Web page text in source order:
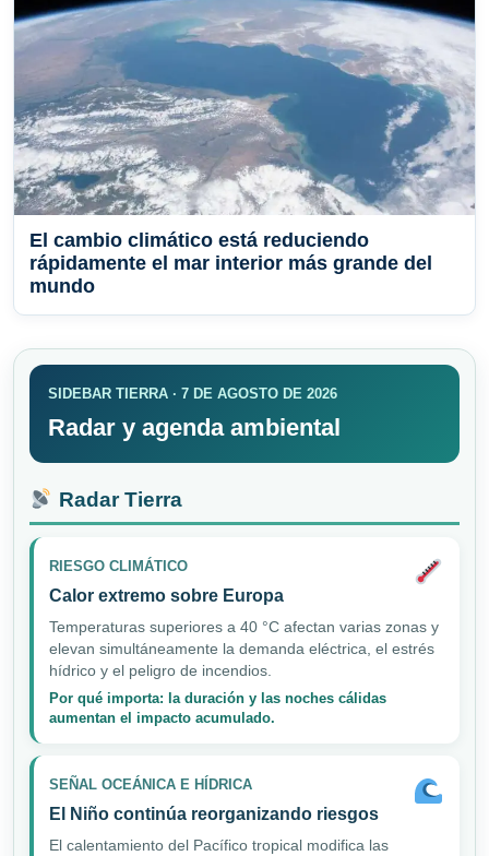
El cambio climático está reduciendo
rápidamente el mar interior más grande del
mundo
SIDEBAR TIERRA · 7 DE AGOSTO DE 2026
Radar y agenda ambiental
Radar Tierra
RIESGO CLIMÁTICO
Calor extremo sobre Europa
Temperaturas superiores a 40 °C afectan varias zonas y
elevan simultáneamente la demanda eléctrica, el estrés
hídrico y el peligro de incendios.
Por qué importa: la duración y las noches cálidas
aumentan el impacto acumulado.
SEÑAL OCEÁNICA E HÍDRICA
El Niño continúa reorganizando riesgos
El calentamiento del Pacífico tropical modifica las